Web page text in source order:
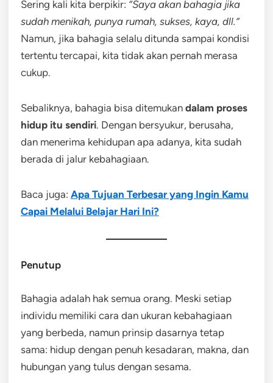
Sering kali kita berpikir: “Saya akan bahagia jika
sudah menikah, punya rumah, sukses, kaya, dll.”
Namun, jika bahagia selalu ditunda sampai kondisi
tertentu tercapai, kita tidak akan pernah merasa
cukup.
Sebaliknya, bahagia bisa ditemukan dalam proses
hidup itu sendiri. Dengan bersyukur, berusaha,
dan menerima kehidupan apa adanya, kita sudah
berada di jalur kebahagiaan.
Baca juga: Apa Tujuan Terbesar yang Ingin Kamu
Capai Melalui Belajar Hari Ini?
Penutup
Bahagia adalah hak semua orang. Meski setiap
individu memiliki cara dan ukuran kebahagiaan
yang berbeda, namun prinsip dasarnya tetap
sama: hidup dengan penuh kesadaran, makna, dan
hubungan yang tulus dengan sesama.